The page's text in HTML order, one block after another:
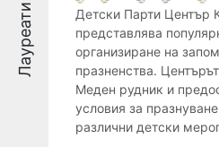
Лауреати
Детски Парти Център
представлява
организиране на
празненства.
Меден рудник и
условия за
различни детски